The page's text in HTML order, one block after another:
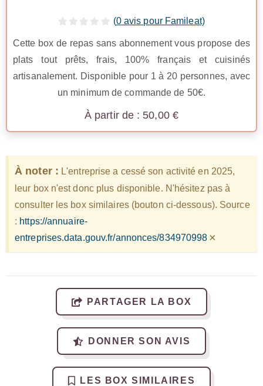
(0avis pour Famileat)
Cette box de repas sans abonnement vous propose des
plats tout prêts, frais, 100% français et cuisinés
artisanalement. Disponible pour 1 à 20 personnes, avec
un minimum de commande de 50€.
50,00 €
À noter : L'entreprise a cessé son activité en 2025,
leur box n'est donc plus disponible. N'hésitez pas à
consulter les box similaires (bouton ci-dessous). Source
: https://annuaire-
entreprises.data.gouv.fr/annonces/834970998 ×
PARTAGER LA BOX
DONNER SON AVIS
LES BOX SIMILAIRES